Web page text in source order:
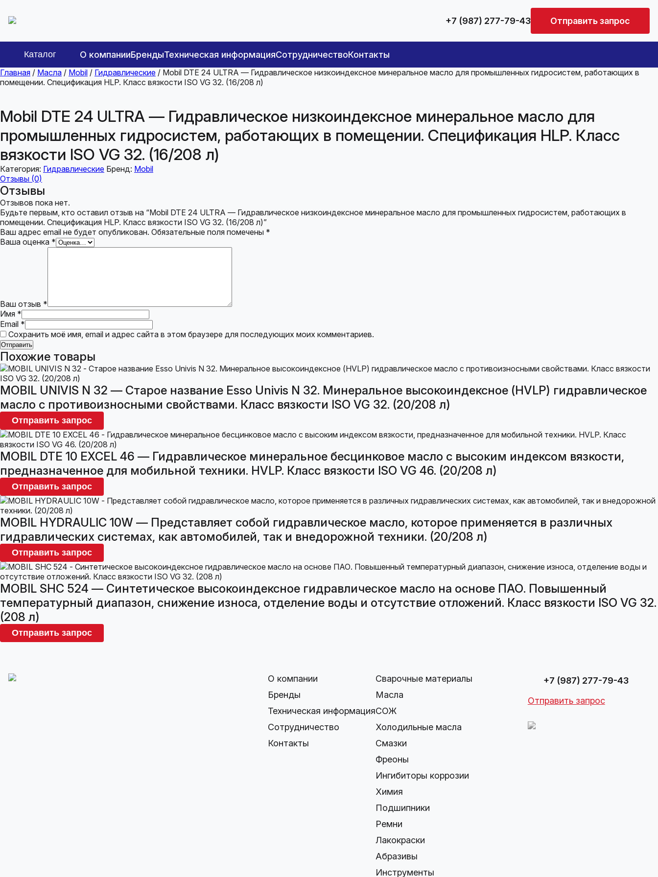
+7 (987) 277-79-43 Отправить запрос
Каталог О компанииБрендыТехническая информацияСотрудничествоКонтакты
Главная / Масла / Mobil / Гидравлические / Mobil DTE 24 ULTRA — Гидравлическое низкоиндексное минеральное масло для промышленных гидросистем, работающих в
помещении. Спецификация HLP. Класс вязкости ISO VG 32. (16/208 л)
Mobil DTE 24 ULTRA — Гидравлическое низкоиндексное минеральное масло для
промышленных гидросистем, работающих в помещении. Спецификация HLP. Класс
вязкости ISO VG 32. (16/208 л)
Категория: Гидравлические Бренд: Mobil
Отзывы (0)
Отзывы
Отзывов пока нет.
Будьте первым, кто оставил отзыв на “Mobil DTE 24 ULTRA — Гидравлическое низкоиндексное минеральное масло для промышленных гидросистем, работающих в
помещении. Спецификация HLP. Класс вязкости ISO VG 32. (16/208 л)”
Ваш адрес email не будет опубликован. Обязательные поля помечены *
Ваша оценка *
Ваш отзыв *
Имя *
Email *
Сохранить моё имя, email и адрес сайта в этом браузере для последующих моих комментариев.
Похожие товары
MOBIL UNIVIS N 32 — Старое название Esso Univis N 32. Минеральное высокоиндексное (HVLP) гидравлическое
масло с противоизносными свойствами. Класс вязкости ISO VG 32. (20/208 л)
Отправить запрос
MOBIL DTE 10 EXCEL 46 — Гидравлическое минеральное бесцинковое масло с высоким индексом вязкости,
предназначенное для мобильной техники. HVLP. Класс вязкости ISO VG 46. (20/208 л)
Отправить запрос
MOBIL HYDRAULIC 10W — Представляет собой гидравлическое масло, которое применяется в различных
гидравлических системах, как автомобилей, так и внедорожной техники. (20/208 л)
Отправить запрос
MOBIL SHC 524 — Синтетическое высокоиндексное гидравлическое масло на основе ПАО. Повышенный
температурный диапазон, снижение износа, отделение воды и отсутствие отложений. Класс вязкости ISO VG 32.
(208 л)
Отправить запрос
О компании
Бренды
Техническая информация
Сотрудничество
Контакты
Сварочные материалы
Масла
СОЖ
Холодильные масла
Смазки
Фреоны
Ингибиторы коррозии
Химия
Подшипники
Ремни
Лакокраски
Абразивы
Инструменты
+7 (987) 277-79-43
Отправить запрос